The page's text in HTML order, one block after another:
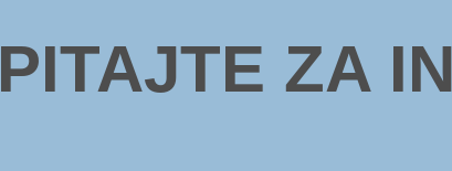
PITAJTE ZA